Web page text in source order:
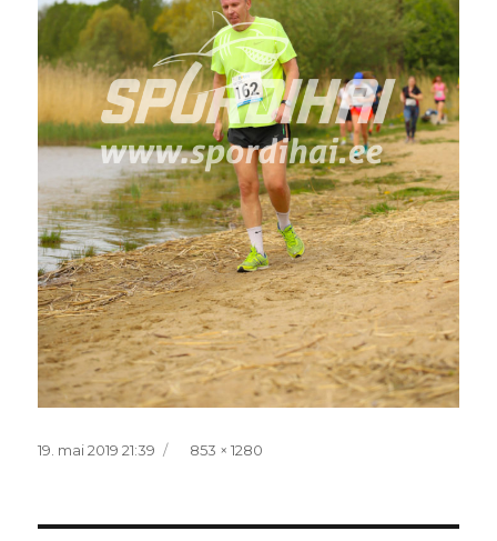
Postitatud
19. mai 2019 21:39 Täissuurus
853 × 1280